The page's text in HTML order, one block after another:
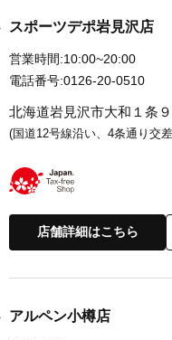
スポーツデポ岩見沢店
営業時間:10:00~20:00
電話番号:0126-20-0510
北海道岩見沢市大和１条
(国道12号線沿い、4条通り交
店舗詳細はこちら
アルペン小樽店